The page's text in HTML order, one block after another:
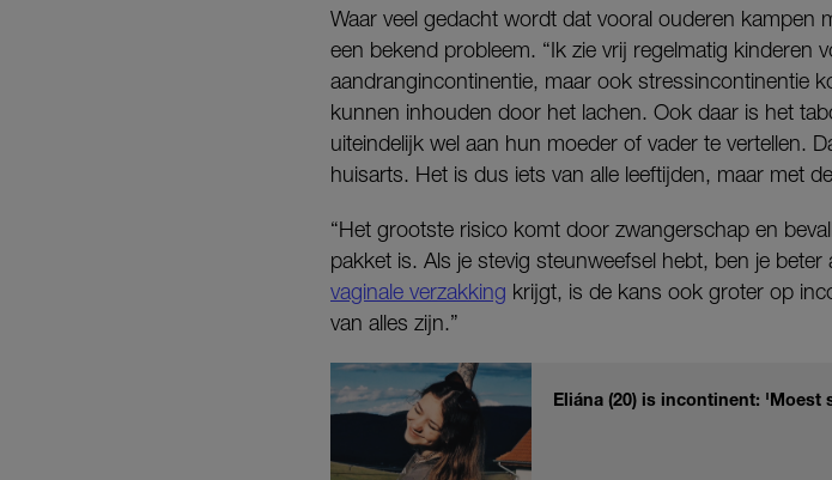
Waar veel gedacht wordt dat vooral ouderen kampen
een bekend probleem. “Ik zie vrij regelmatig kinderen
aandrangincontinentie, maar ook stressincontinentie
kunnen inhouden door het lachen. Ook daar is het
uiteindelijk wel aan hun moeder of vader te vertellen.
huisarts. Het is dus iets van alle leeftijden, maar met
“Het grootste risico komt door zwangerschap en
pakket is. Als je stevig steunweefsel hebt, ben je
vaginale verzakking krijgt, is de kans ook groter op
van alles zijn.”
Eliána (20) is incontinent: 'Moest